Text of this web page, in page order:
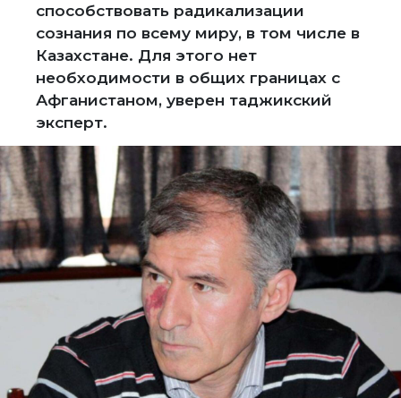
способствовать радикализации
сознания по всему миру, в том числе в
Казахстане. Для этого нет
необходимости в общих границах с
Афганистаном, уверен таджикский
эксперт.